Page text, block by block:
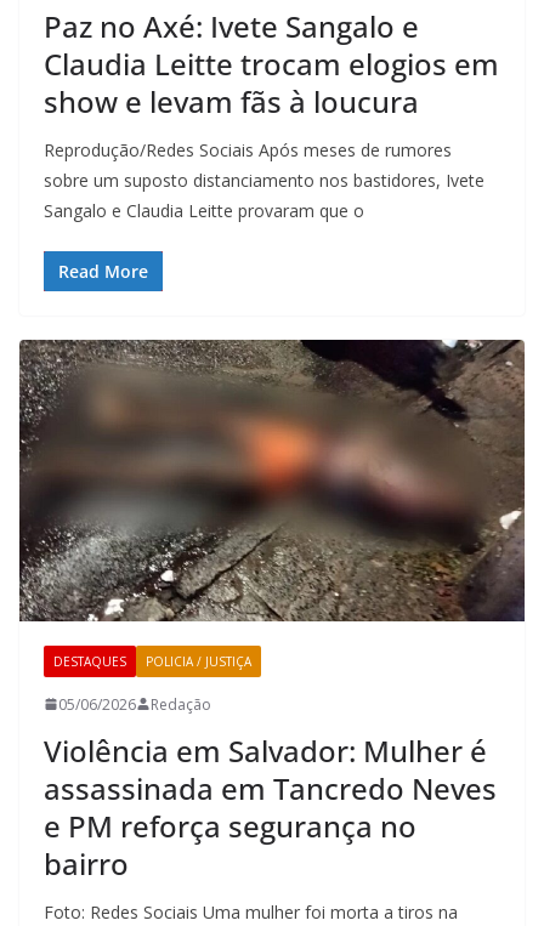
Paz no Axé: Ivete Sangalo e
Claudia Leitte trocam elogios em
show e levam fãs à loucura
Reprodução/Redes Sociais Após meses de rumores
sobre um suposto distanciamento nos bastidores, Ivete
Sangalo e Claudia Leitte provaram que o
Read More
DESTAQUES POLICIA / JUSTIÇA
05/06/2026 Redação
Violência em Salvador: Mulher é
assassinada em Tancredo Neves
e PM reforça segurança no
bairro
Foto: Redes Sociais Uma mulher foi morta a tiros na